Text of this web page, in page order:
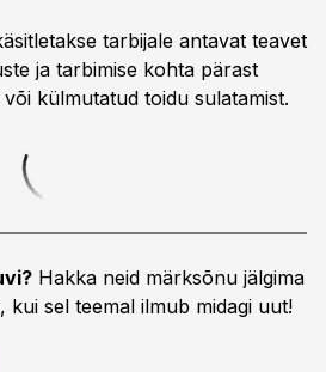
tarbijale antavat teavet
ja tarbimise kohta pärast
külmutatud toidu sulatamist.
Hakka neid märksõnu jälgima
kui sel teemal ilmub midagi uut!